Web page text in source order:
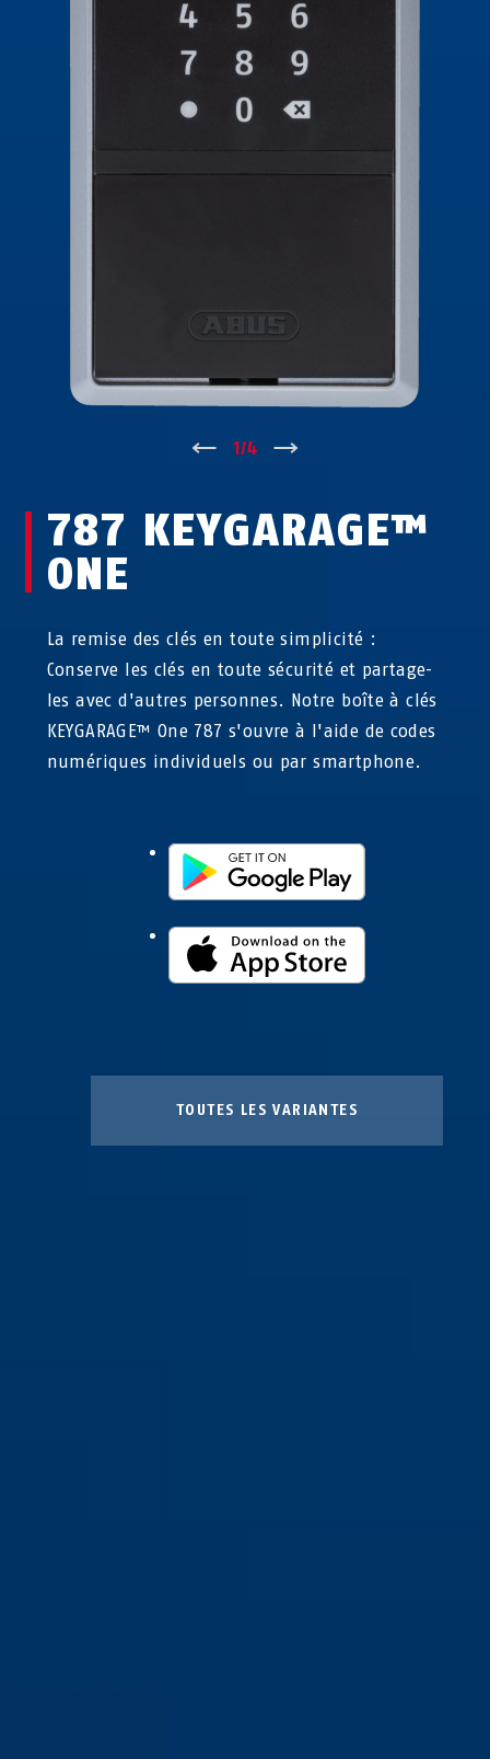
↑ 1/4
787 KEYGARAGE™
ONE
La remise des clés en toute simplicité :
Conserve les clés en toute sécurité et partage-
les avec d'autres personnes. Notre boîte à clés
KEYGARAGE™ One 787 s'ouvre à l'aide de codes
numériques individuels ou par smartphone.
TOUTES LES VARIANTES